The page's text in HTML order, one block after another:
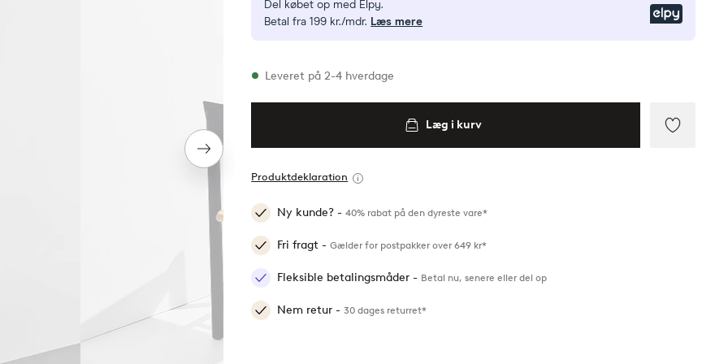
Næste
produkt
Del købet op med Elpy.
Betal fra 199 kr./mdr. Læs mere
På lager
Leveret på 2-4 hverdage
Læg i kurv
Produktdeklaration
Ny kunde? -40% rabat på den dyreste vare*
Fri fragt -Gælder for postpakker over 649 kr*
Fleksible betalingsmåder - Betal nu, senere eller del op
Nem retur -30 dages returret*